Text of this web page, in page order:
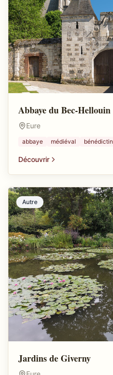
Abbaye du Bec-Hellouin
Eure
abbaye médiéval bénédictin
Découvrir
Autre
Jardins de Giverny